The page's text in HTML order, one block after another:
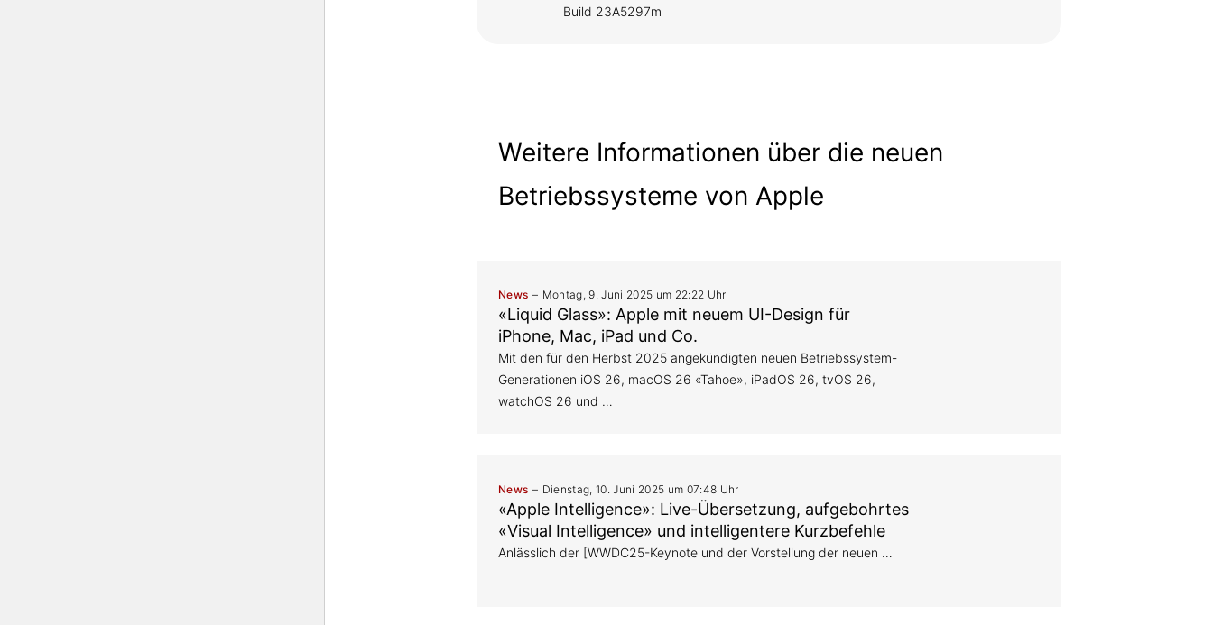
Build 23A5297m
Weitere Informationen über die neuen
Betriebssysteme von Apple
News Montag, 9. Juni 2025 um 22:22 Uhr
«Liquid Glass»: Apple mit neuem UI-Design für
iPhone, Mac, iPad und Co.
Mit den für den Herbst 2025 angekündigten neuen Betriebssystem-
Generationen iOS 26, macOS 26 «Tahoe», iPadOS 26, tvOS 26,
watchOS 26 und …
News Dienstag, 10. Juni 2025 um 07:48 Uhr
«Apple Intelligence»: Live-Übersetzung, aufgebohrtes
«Visual Intelligence» und intelligentere Kurzbefehle
Anlässlich der [WWDC25-Keynote und der Vorstellung der neuen …